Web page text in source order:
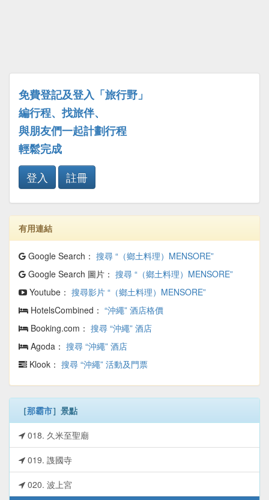
免費登記及登入「旅行野」
編行程、找旅伴、
與朋友們一起計劃行程
輕鬆完成
登入
註冊
有用連結
Google Search： 搜尋 “（鄉土料理）MENSORE”
Google Search 圖片： 搜尋 “（鄉土料理）MENSORE”
Youtube： 搜尋影片 “（鄉土料理）MENSORE”
HotelsCombined： “沖繩” 酒店格價
Booking.com： 搜尋 “沖繩” 酒店
Agoda： 搜尋 “沖繩” 酒店
Klook： 搜尋 “沖繩” 活動及門票
［那霸市］景點
018. 久米至聖廟
019. 謢國寺
020. 波上宮